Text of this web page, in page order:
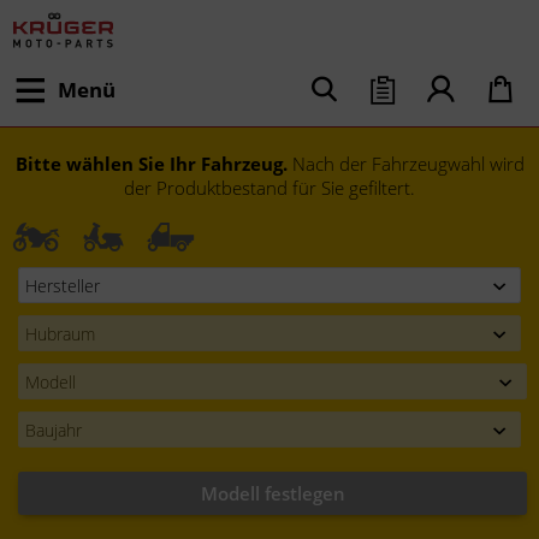
Menü
Bitte wählen Sie Ihr Fahrzeug. Nach der Fahrzeugwahl wird
der Produktbestand für Sie gefiltert.
Modell festlegen